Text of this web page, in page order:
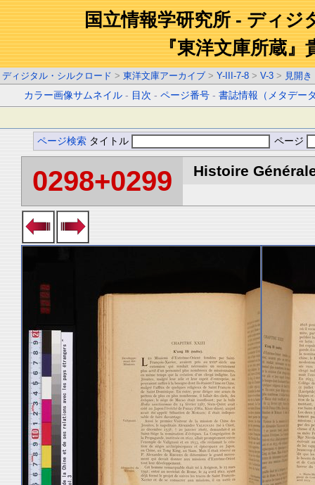
国立情報学研究所 - ディジ
『東洋文庫所蔵』
ディジタル・シルクロード > 東洋文庫アーカイブ > Y-III-7-8 > V-3 > 見開き
カラー画像サムネイル - 目次 -ページ番号 -書誌情報（メタデー
ページ検索 タイトル ページ
0298+0299 Histoire